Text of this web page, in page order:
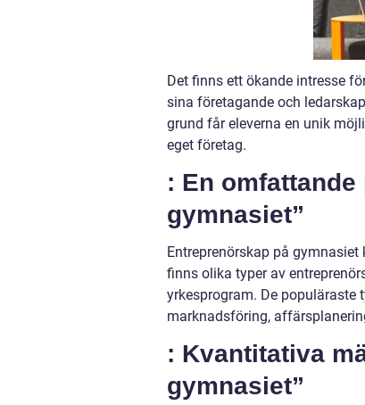
Det finns ett ökande intresse
sina företagande och
grund får eleverna en unik
eget företag.
: En
gymnasiet”
Entreprenörskap på
finns olika typer av
yrkesprogram. De
marknadsföring,
: Kvantitativa
gymnasiet”